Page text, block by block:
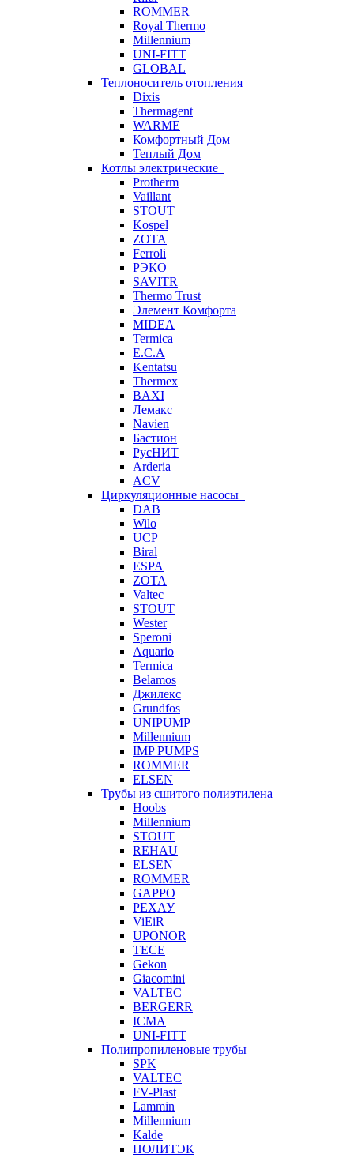
ROMMER
Royal Thermo
Millennium
UNI-FITT
GLOBAL
Теплоноситель отопления
Dixis
Thermagent
WARME
Комфортный Дом
Теплый Дом
Котлы электрические
Protherm
Vaillant
STOUT
Kospel
ZOTA
Ferroli
РЭКО
SAVITR
Thermo Trust
Элемент Комфорта
MIDEA
Termica
E.C.A
Kentatsu
Thermex
BAXI
Лемакс
Navien
Бастион
РусНИТ
Arderia
ACV
Циркуляционные насосы
DAB
Wilo
UCP
Biral
ESPA
ZOTA
Valtec
STOUT
Wester
Speroni
Aquario
Termica
Belamos
Джилекс
Grundfos
UNIPUMP
Millennium
IMP PUMPS
ROMMER
ELSEN
Трубы из сшитого полиэтилена
Hoobs
Millennium
STOUT
REHAU
ELSEN
ROMMER
GAPPO
РЕХАУ
ViEiR
UPONOR
TECE
Gekon
Giacomini
VALTEC
BERGERR
ICMA
UNI-FITT
Полипропиленовые трубы
SPK
VALTEC
FV-Plast
Lammin
Millennium
Kalde
ПОЛИТЭК